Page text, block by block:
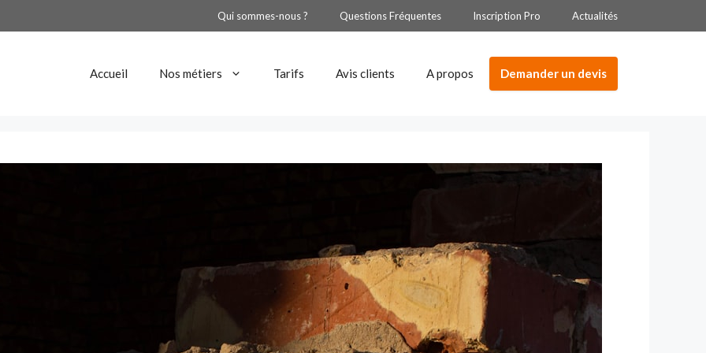
Qui sommes-nous ? Questions Fréquentes Inscription Pro Actualités
Accueil Nos métiers Tarifs Avis clients A propos Demander un devis